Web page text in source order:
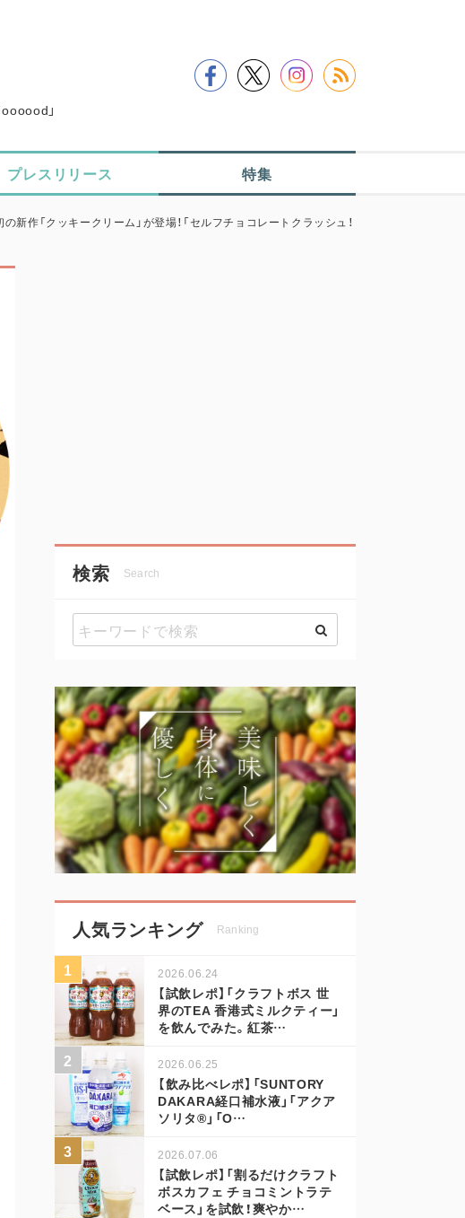
」
プレスリリース 特集
作「クッキークリーム」が登場！「セルフチョコレートクラッシュ！
検索 Search
人気ランキング Ranking
2026.06.24
【試飲レポ】「クラフトボス 世
界のTEA 香港式ミルクティー」
を飲んでみた。紅茶…
2026.06.25
【飲み比べレポ】「SUNTORY
DAKARA経口補水液」「アクア
ソリタ®」「O…
2026.07.06
【試飲レポ】「割るだけクラフト
ボスカフェ チョコミントラテ
ベース」を試飲！爽やか…